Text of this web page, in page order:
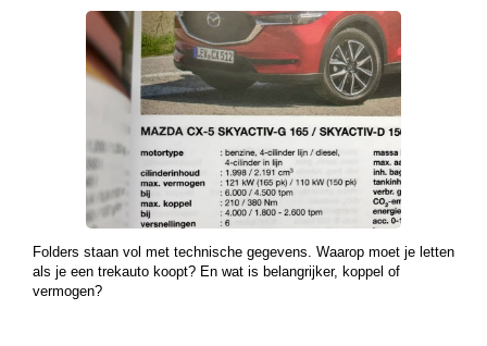
Folders staan vol met technische gegevens. Waarop moet je letten
als je een trekauto koopt? En wat is belangrijker, koppel of
vermogen?